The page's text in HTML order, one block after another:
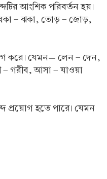
আংশিক পরিবর্তন হয়।
- ঝকা, তোড় - জোড়,
করে। যেমন— লেন - দেন,
- গরীব, আসা - যাওয়া
প্রয়োগ হতে পারে। যেমন